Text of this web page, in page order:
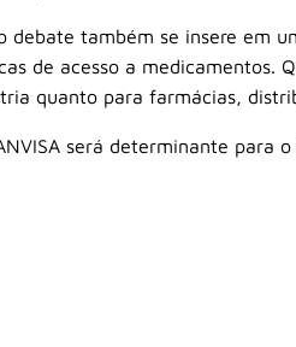
debate também se insere em
de acesso a medicamentos.
quanto para farmácias,
será determinante para